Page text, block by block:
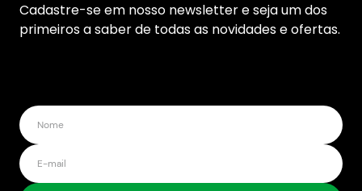
Cadastre-se em nosso newsletter e seja um dos
primeiros a saber de todas as novidades e ofertas.